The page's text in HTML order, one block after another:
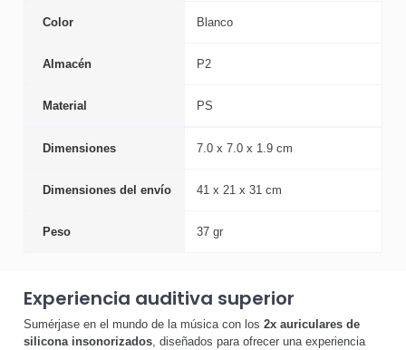
Color Blanco
Almacén P2
Material PS
Dimensiones 7.0 x 7.0 x 1.9 cm
Dimensiones del envío 41 x 21 x 31 cm
Peso 37 gr
Experiencia auditiva superior
Sumérjase en el mundo de la música con los 2x auriculares de
silicona insonorizados , diseñados para ofrecer una experiencia